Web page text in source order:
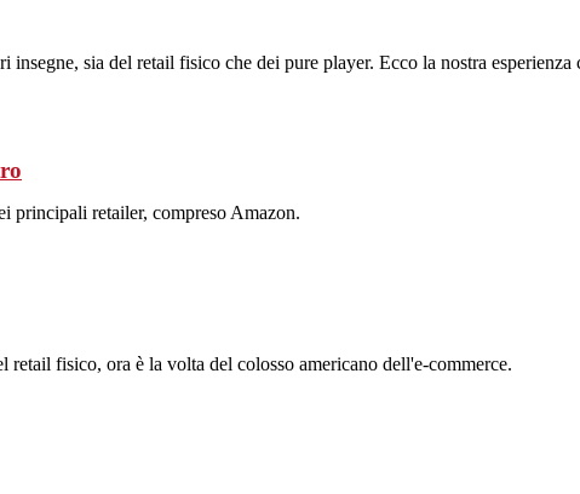
sia del retail fisico che dei pure player. Ecco la nostra
principali retailer, compreso Amazon.
fisico, ora è la volta del colosso americano dell'e-commerce.